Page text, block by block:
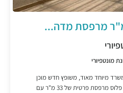
משרד מיוחד מאוד, משופץ חדש מוכן
לכניסה מידית, בשטח של 570 מ"ר פלוס מרפסת פרטית של 33 מ"ר עם